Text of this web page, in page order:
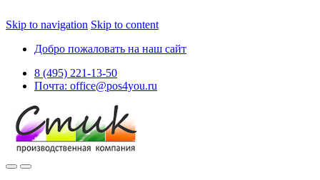
Skip to navigation Skip to content
Добро пожаловать на наш сайт
8 (495) 221-13-50
Почта: office@pos4you.ru